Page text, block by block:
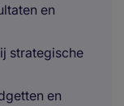
en
strategische
en